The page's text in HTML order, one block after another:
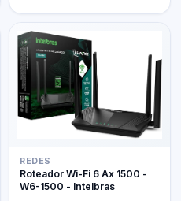
REDES
Roteador Wi-Fi 6 Ax 1500 -
W6-1500 - Intelbras